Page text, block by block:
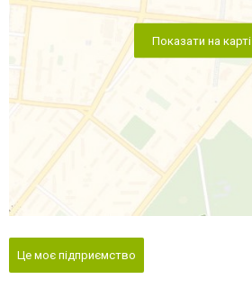
Показати на карті
Це моє підприємство